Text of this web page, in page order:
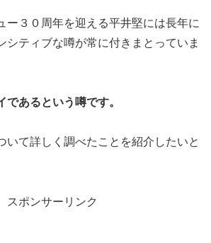
ー３０周年を迎える平井堅には長年に
シティブな噂が常に付きまとっていま
であるという 噂です。
いて詳しく調べたことを紹介したいと
スポンサーリンク